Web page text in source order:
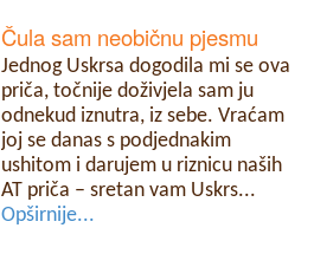
Čula sam neobičnu pjesmu
Jednog Uskrsa dogodila mi se ova
priča, točnije doživjela sam ju
odnekud iznutra, iz sebe. Vraćam
joj se danas s podjednakim
ushitom i darujem u riznicu naših
AT priča – sretan vam Uskrs...
Opširnije...